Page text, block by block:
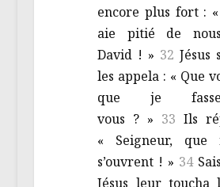
encore plus fort :
aie pitié de
David ! » 32 Jésus
les appela : « Que
que je
vous ? » 33 Ils
« Seigneur, que
s’ouvrent ! » 34
Jésus leur toucha